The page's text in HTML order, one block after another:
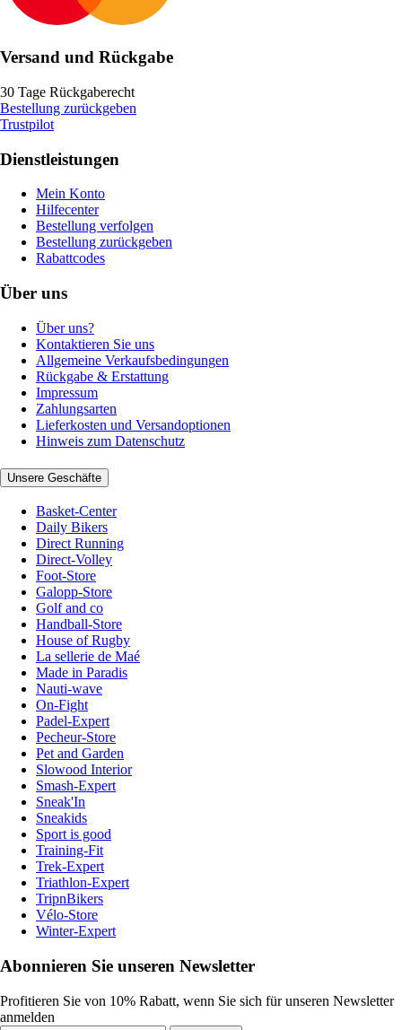
Versand und Rückgabe
30 Tage Rückgaberecht
Bestellung zurückgeben
Trustpilot
Dienstleistungen
Mein Konto
Hilfecenter
Bestellung verfolgen
Bestellung zurückgeben
Rabattcodes
Über uns
Über uns?
Kontaktieren Sie uns
Allgemeine Verkaufsbedingungen
Rückgabe & Erstattung
Impressum
Zahlungsarten
Lieferkosten und Versandoptionen
Hinweis zum Datenschutz
Unsere Geschäfte
Basket-Center
Daily Bikers
Direct Running
Direct-Volley
Foot-Store
Galopp-Store
Golf and co
Handball-Store
House of Rugby
La sellerie de Maé
Made in Paradis
Nauti-wave
On-Fight
Padel-Expert
Pecheur-Store
Pet and Garden
Slowood Interior
Smash-Expert
Sneak'In
Sneakids
Sport is good
Training-Fit
Trek-Expert
Triathlon-Expert
TripnBikers
Vélo-Store
Winter-Expert
Abonnieren Sie unseren Newsletter
Profitieren Sie von 10% Rabatt, wenn Sie sich für unseren Newsletter
anmelden